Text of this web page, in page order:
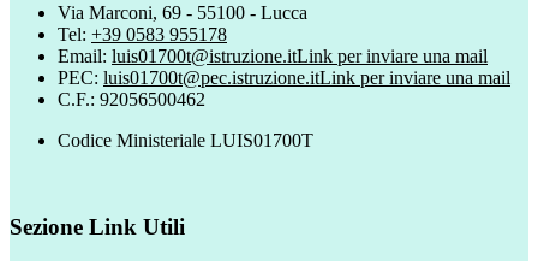
Via Marconi, 69 - 55100 - Lucca
Tel: +39 0583 955178
Email: luis01700t@istruzione.itLink per inviare una mail
PEC: luis01700t@pec.istruzione.itLink per inviare una mail
C.F.: 92056500462
Codice Ministeriale LUIS01700T
Sezione Link Utili